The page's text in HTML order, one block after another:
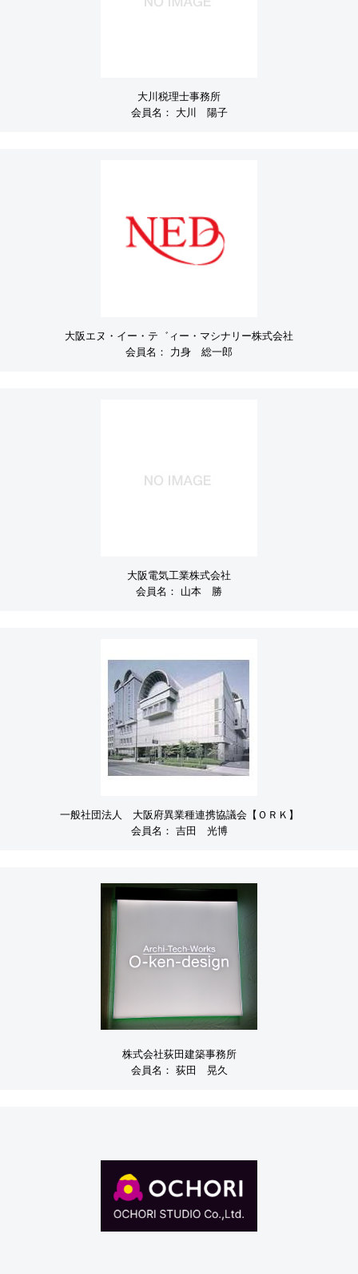
大川税理士事務所
会員名：
大川 陽子
大阪エヌ・イー・テ゛ィー・マシナリー株式会社
会員名：
力身 総一郎
大阪電気工業株式会社
会員名：
山本 勝
一般社団法人 大阪府異業種連携協議会【ＯＲＫ】
会員名： 吉田 光博
株式会社荻田建築事務所
会員名： 荻田 晃久